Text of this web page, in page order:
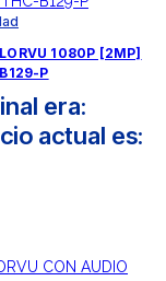
1080P [2MP]
P
era:
actual es: